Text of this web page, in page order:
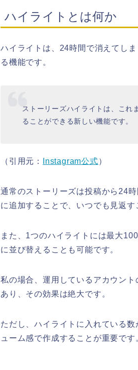
ハイライトとは何か
ハイライトは、24時間で消えてし
る機能です。
ストーリーズハイライトは、これ
ることができる新しい機能です。
（引用元： Instagram公式）
通常のストーリーズは投稿から24
に追加することで、いつでも見返す
また、1つのハイライトには最大
に並び替えることも可能です。
私の場合、運用しているアカウン
あり、その効果は絶大です。
ただし、ハイライトに入れている
ューム感で作成することが重要です